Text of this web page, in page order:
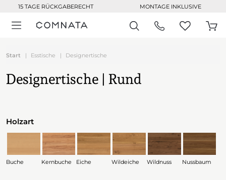
15 TAGE RÜCKGABERECHT MONTAGE INKLUSIVE
Start Esstische Designertische
Designertische | Rund
Holzart
Buche Kernbuche Eiche Wildeiche Wildnuss Nussbaum